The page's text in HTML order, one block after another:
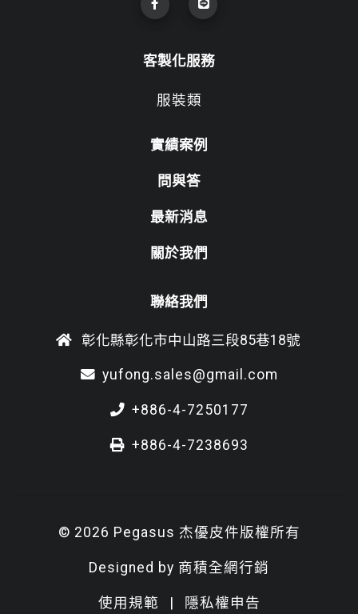
客製化服務
服裝類
實績案例
問與答
最新消息
關於我們
聯絡我們
彰化縣彰化市中山路三段85巷18號
yufong.sales@gmail.com
+886-4-7250177
+886-4-7238693
© 2026 Pegasus 杰優皮件版權所有
Designed by 商積全網行銷
使用規範 | 隱私權申告